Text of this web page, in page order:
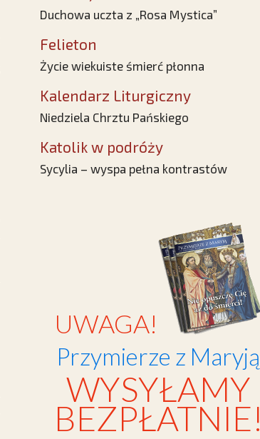
Duchowa uczta z „Rosa Mystica”
Felieton
Życie wiekuiste śmierć płonna
Kalendarz Liturgiczny
Niedziela Chrztu Pańskiego
Katolik w podróży
Sycylia – wyspa pełna kontrastów
UWAGA!
Przymierze z Maryją
WYSYŁAMY
BEZPŁATNIE!